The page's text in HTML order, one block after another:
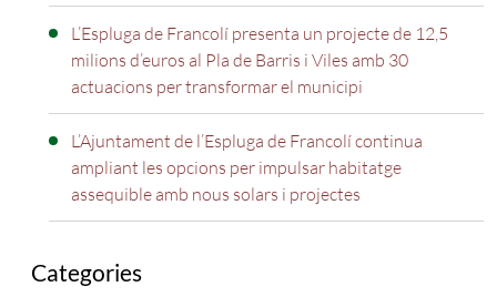
L’Espluga de Francolí presenta un projecte de 12,5
milions d’euros al Pla de Barris i Viles amb 30
actuacions per transformar el municipi
L’Ajuntament de l’Espluga de Francolí continua
ampliant les opcions per impulsar habitatge
assequible amb nous solars i projectes
Categories